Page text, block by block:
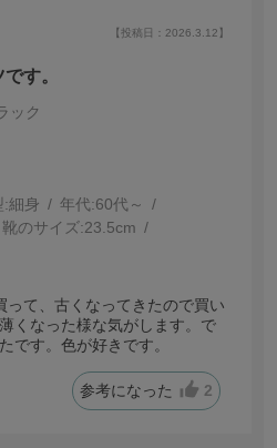
【投稿日：2026.3.12】
す。
ック
:細身 年代:60代～
靴のサイズ:23.5cm
って、古くなってきたので買い
くなった様な気がします。で
です。色が好きです。
参考になった 2